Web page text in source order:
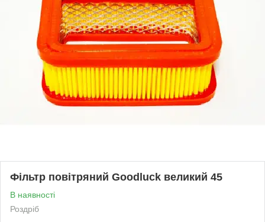
Фільтр повітряний Goodluck великий 45
В наявності
Роздріб